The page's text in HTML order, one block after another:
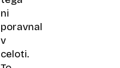
ni
poravnal
v
celoti.